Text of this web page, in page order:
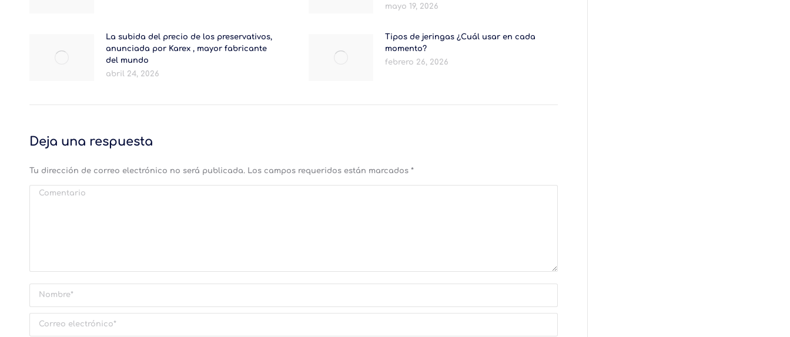
mayo 19, 2026
La subida del precio de los preservativos,
anunciada por Karex , mayor fabricante
del mundo
abril 24, 2026
Tipos de jeringas ¿Cuál usar en cada
momento?
febrero 26, 2026
Deja una respuesta
Tu dirección de correo electrónico no será publicada. Los campos requeridos están marcados *
Comentario
Correo electrónico *